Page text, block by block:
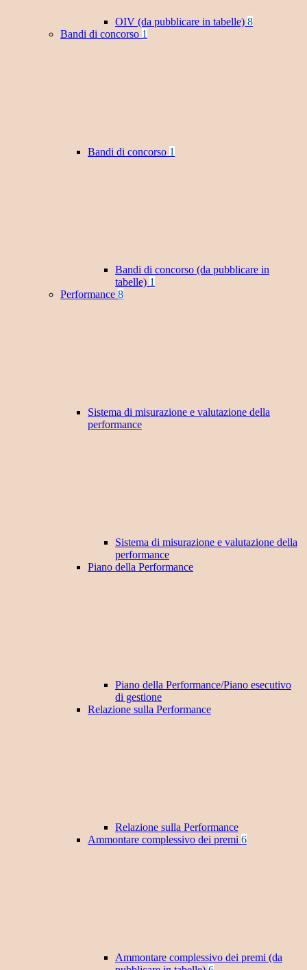
OIV (da pubblicare in tabelle) 8
Bandi di concorso 1
Bandi di concorso 1
Bandi di concorso (da pubblicare in
tabelle) 1
Performance 8
Sistema di misurazione e valutazione della
performance
Sistema di misurazione e valutazione della
performance
Piano della Performance
Piano della Performance/Piano esecutivo
di gestione
Relazione sulla Performance
Relazione sulla Performance
Ammontare complessivo dei premi 6
Ammontare complessivo dei premi (da